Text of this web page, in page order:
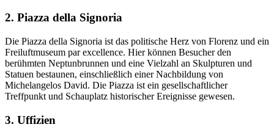
2. Piazza della Signoria
Die Piazza della Signoria ist das politische Herz von Florenz und ein
Freiluftmuseum par excellence. Hier können Besucher den
berühmten Neptunbrunnen und eine Vielzahl an Skulpturen und
Statuen bestaunen, einschließlich einer Nachbildung von
Michelangelos David. Die Piazza ist ein gesellschaftlicher
Treffpunkt und Schauplatz historischer Ereignisse gewesen.
3. Uffizien